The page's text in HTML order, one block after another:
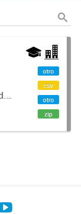
otro
csv
otro
zip